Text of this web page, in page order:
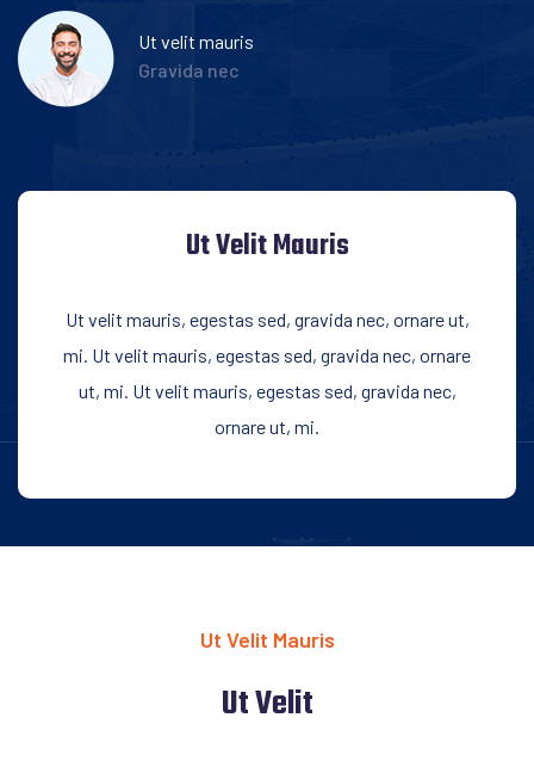
Ut velit mauris
Gravida nec
Ut Velit Mauris
Ut velit mauris, egestas sed, gravida nec, ornare ut,
mi. Ut velit mauris, egestas sed, gravida nec, ornare
ut, mi. Ut velit mauris, egestas sed, gravida nec,
ornare ut, mi.
Ut Velit Mauris
Ut Velit